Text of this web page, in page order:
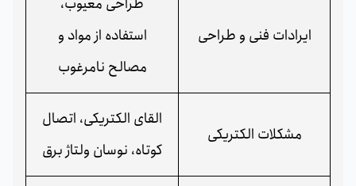
ایرادات فنی و طراحی
استفاده از مواد و
مصالح نامرغوب
مشکلات الکتریکی
القای الکتریکی، اتصال
کوتاه، نوسان ولتاژ برق